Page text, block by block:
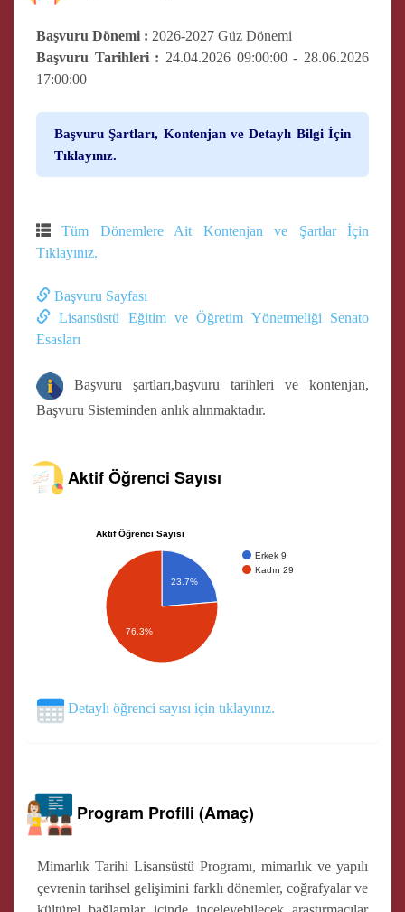
Başvuru Dönemi : 2026-2027 Güz Dönemi
Başvuru Tarihleri : 24.04.2026 09:00:00 - 28.06.2026
17:00:00
Başvuru Şartları, Kontenjan ve Detaylı Bilgi İçin
Tıklayınız.
Tüm Dönemlere Ait Kontenjan ve Şartlar İçin
Tıklayınız.
Başvuru Sayfası
Lisansüstü Eğitim ve Öğretim Yönetmeliği Senato
Esasları
Başvuru şartları,başvuru tarihleri ve kontenjan,
Başvuru Sisteminden anlık alınmaktadır.
Aktif Öğrenci Sayısı
Aktif Öğrenci Sayısı
Erkek 9
Kadın 29
23.7%
76.3%
Detaylı öğrenci sayısı için tıklayınız.
Program Profili (Amaç)
Mimarlık Tarihi Lisansüstü Programı, mimarlık ve yapılı
çevrenin tarihsel gelişimini farklı dönemler, coğrafyalar ve